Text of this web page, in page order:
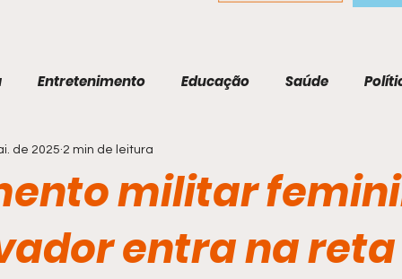
Entretenimento Educação Saúde
Policial Brasil
militar
entra na
de 2025 2 min de leitura